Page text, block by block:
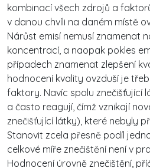
kombinací všech zdrojů a
v danou chvíli na daném místě
Nárůst emisí nemusí znamenat
koncentrací, a naopak pokles
případech znamenat zlepšení
hodnocení kvality ovzduší je
faktory. Navíc spolu znečišťující
a často reagují, čímž vznikají
znečišťující látky), které nebyly
Stanovit zcela přesně podíl
celkové míře znečištění není v
Hodnocení úrovně znečištění,